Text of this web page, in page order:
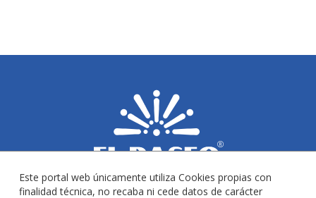
Este portal web únicamente utiliza Cookies propias con
finalidad técnica, no recaba ni cede datos de carácter